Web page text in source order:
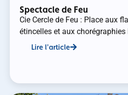
Spectacle de Feu
Cie Cercle de Feu : Place aux
étincelles et aux chorégraphies
Lire l'article